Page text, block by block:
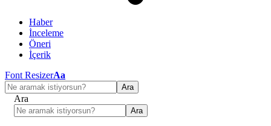
Haber
İnceleme
Öneri
İçerik
Font ResizerAa
Ara